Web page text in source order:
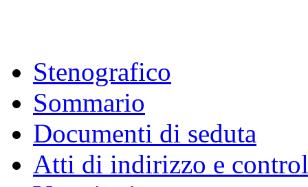
Stenografico
Sommario
Documenti di seduta
Atti di indirizzo e